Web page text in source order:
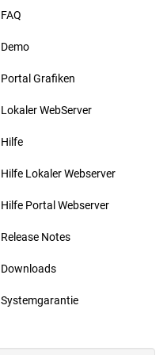
FAQ
Demo
Portal Grafiken
Lokaler WebServer
Hilfe
Hilfe Lokaler Webserver
Hilfe Portal Webserver
Release Notes
Downloads
Systemgarantie